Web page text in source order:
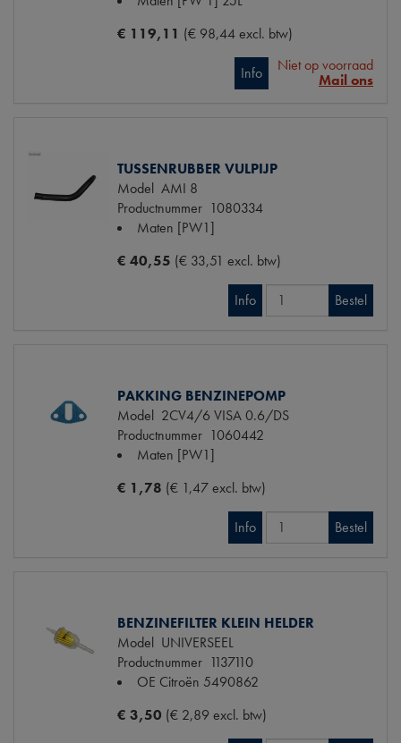
€ 119,11 (€ 98,44 excl. btw)
Info
Niet op voorraad
Mail ons
TUSSENRUBBER VULPIJP
Model AMI 8
Productnummer 1080334
Maten [PW1]
€ 40,55 (€ 33,51 excl. btw)
Info Bestel
PAKKING BENZINEPOMP
Model 2CV4/6 VISA 0.6/DS
Productnummer 1060442
Maten [PW1]
€ 1,78 (€ 1,47 excl. btw)
Info Bestel
BENZINEFILTER KLEIN HELDER
Model UNIVERSEEL
Productnummer 1137110
OE Citroën 5490862
€ 3,50 (€ 2,89 excl. btw)